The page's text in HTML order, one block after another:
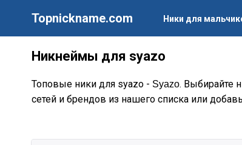
Topnickname.com Ники для
Никнеймы для syazo
Топовые ники для syazo - Syazo. Выбирайте
сетей и брендов из нашего списка или